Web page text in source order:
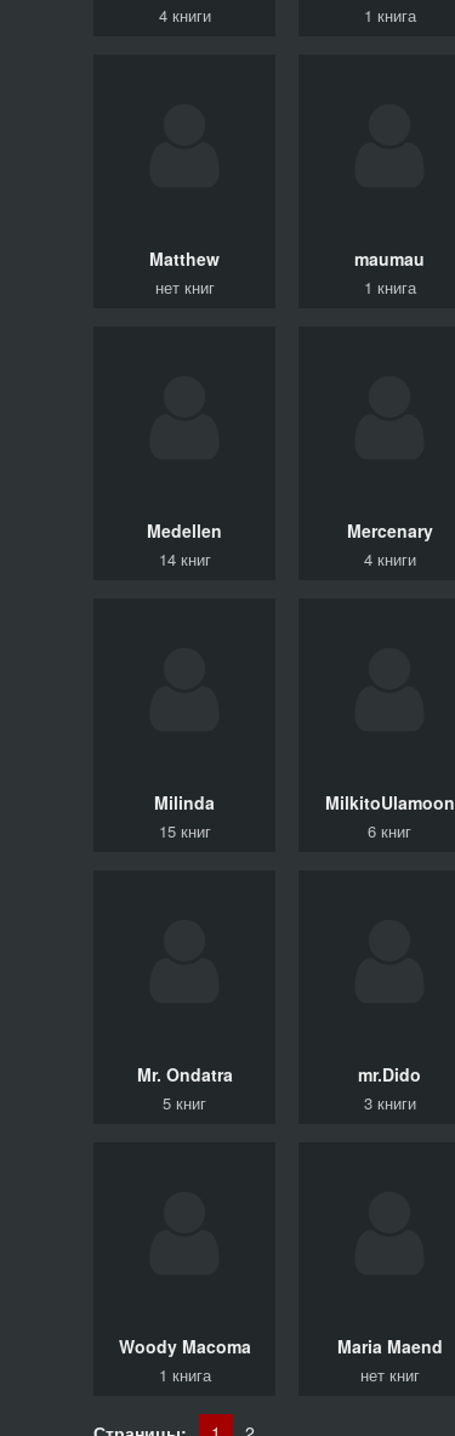
4 книги 1 книга
Matthew
нет книг
maumau
1 книга
Medellen
14 книг
Mercenary
4 книги
Milinda
15 книг
MilkitoUlamoon
6 книг
Mr. Ondatra
5 книг
mr.Dido
3 книги
Woody Macoma
1 книга
Maria Maend
нет книг